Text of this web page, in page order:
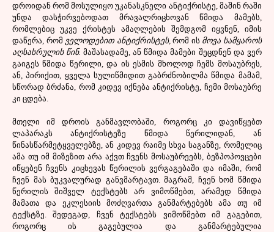
დროიდან რომ მოსულიყო უკანასკნელი ანტიქრისტე, მაშინ რაში
უნდა დასჭირვებოდათ მრავალრიცხოვან წმიდა მამებს,
რომლებიც უკვე ქრისტეს ამაღლების შემდგომ იყვნენ, იმის
დაწერა, რომ ველოდებით ანტიქრისტეს,რომ ის მოვა სამყაროს
აღსასრულის წინ.მაშასადამე, ან წმიდა მამები შეცდნენ და ვერ
გაიგეს წმიდა წერილი, და ის ესმის მხოლოდ ჩემს მოსაუბრეს,
ან, პირიქით, ყველა სულიწმიდით გაბრძნობილმა წმიდა მამამ,
სწორად ბრძანა, რომ კიდევ იქნება ანტიქრისტე, ჩემი მოსაუბრე
კი ცდება.
მთელი იმ დროის განმავლობაში, როგორც კი დავიწყებთ
ლაპარაკს ანტიქრისტეზე წმიდა წერილიდან, ან
წინასწარმეტყველებზე, ან კიდევ რაიმე სხვა საგანზე, რომელიც
ამა თუ იმ მიზეზით არა აქვთ ჩვენს მოსაუბრეებს, ბეზპოპოვცები
იწყებენ ჩვენს კიცხევას წერილის ვერგაგებაში და იმაში, რომ
ჩვენ მას ბუკვალურად განვმარტავთ. მაგრამ, ჩვენ ხომ წმიდა
წერილის შიშველ ტექსტებს არ ვიმოწმებთ, არამედ წმიდა
მამათა და ეკლესიის მოძღვართა განმარტებებს ამა თუ იმ
ტექსტზე. შედეგად, ჩვენ ტექსტებს ვიმოწმებთ იმ გაგებით,
როგორც ის გაგებულია და განმარტებულია